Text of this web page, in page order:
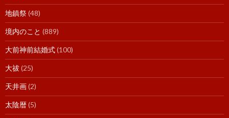
地鎮祭(48)
境内のこと (889)
大前神前結婚式(100)
大祓(25)
天井画(2)
太陰暦(5)